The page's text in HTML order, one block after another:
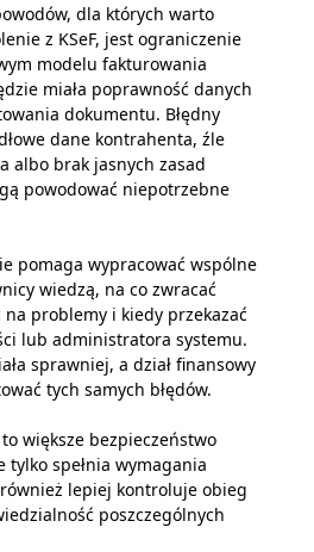
dla których warto
z KSeF, jest ograniczenie
modelu fakturowania
miała poprawność danych
dokumentu. Błędny
dane kontrahenta, źle
albo brak jasnych zasad
powodować niepotrzebne
pomaga wypracować wspólne
wiedzą, na co zwracać
problemy i kiedy przekazać
lub administratora systemu.
sprawniej, a dział finansowy
tych samych błędów.
większe bezpieczeństwo
tylko spełnia wymagania
również lepiej kontroluje obieg
poszczególnych